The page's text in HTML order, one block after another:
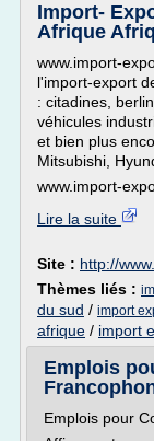
Import-
Afrique
www.import-
l'import-export
: citadines,
véhicules
et bien plus
Mitsubishi,
www.import-
Lire la suite
Site : http://
Thèmes liés :
du sud / import
afrique / import
Emplois
Emplois pour